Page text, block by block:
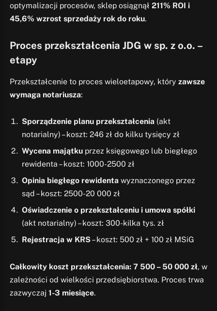
optymalizacji procesów, sklep osiągnął 211% ROI i
45,6% wzrost sprzedaży rok do roku.
Proces przekształcenia JDG w sp. z o.o. –
etapy
Przekształcenie to proces wieloetapowy, który zawsze
wymaga notariusza:
Sporządzenie planu przekształcenia (akt
notarialny) – koszt: 246 zł do kilku tysięcy zł
Wycena majątku przez księgowego lub biegłego
rewidenta – koszt: 1000-2500 zł
Opinia biegłego rewidenta wyznaczonego przez
sąd – koszt: 2500-20 000 zł
Oświadczenie o przekształceniu i umowa spółki
(akt notarialny) – koszt: 300-kilka tys. zł
Rejestracja w KRS– koszt: 500 zł + 100 zł MSiG
Całkowity koszt przekształcenia: 7 500 – 50 000 zł, w
zależności od wielkości przedsiębiorstwa. Proces trwa
zazwyczaj 1-3 miesiące.